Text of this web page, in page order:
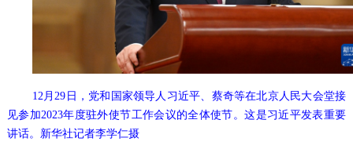
12月29日，党和国家领导人习近平、蔡奇等在北京人民大会堂接
见参加2023年度驻外使节工作会议的全体使节。这是习近平发表重要
讲话。新华社记者李学仁摄